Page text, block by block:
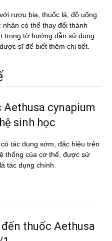
rượu bia, thuốc lá, đồ uống
có thể thay đổi thành
trong tờ hướng dẫn sử dụng
sĩ để biết thêm chi tiết.
cynapium
sinh học
tác dụng sớm, đặc hiệu trên
thống của cơ thể, được sử
tác dụng chính.
thuốc Aethusa